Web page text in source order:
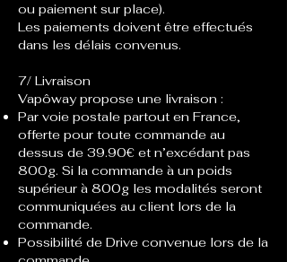
ou paiement sur place).
Les paiements doivent être effectués
dans les délais convenus.
7/ Livraison
Vapôway propose une livraison :
Par voie postale partout en France,
offerte pour toute commande au
dessus de 39.90€ et n’excédant pas
800g. Si la commande à un poids
supérieur à 800g les modalités seront
communiquées au client lors de la
commande.
Possibilité de Drive convenue lors de la